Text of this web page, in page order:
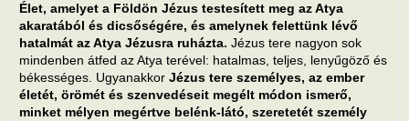
Élet, amelyet a Földön Jézus testesített meg az Atya
akaratából és dicsőségére, és amelynek felettünk lévő
hatalmát az Atya Jézusra ruházta. Jézus tere nagyon sok
mindenben átfed az Atya terével: hatalmas, teljes, lenyűgöző és
békességes. Ugyanakkor Jézus tere személyes, az ember
életét, örömét és szenvedéseit megélt módon ismerő,
minket mélyen megértve belénk-látó, szeretetét személy